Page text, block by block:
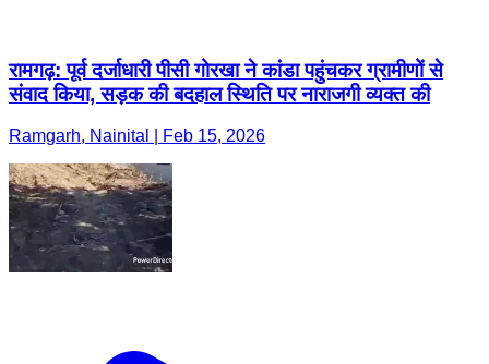
रामगढ़: पूर्व दर्जाधारी पीसी गोरखा ने कांडा पहुंचकर ग्रामीणों से
संवाद किया, सड़क की बदहाल स्थिति पर नाराजगी व्यक्त की
Ramgarh, Nainital | Feb 15, 2026